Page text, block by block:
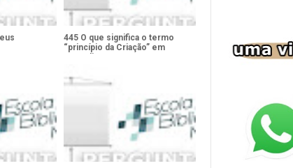
445 O que significa o termo
“princípio da Criação” em